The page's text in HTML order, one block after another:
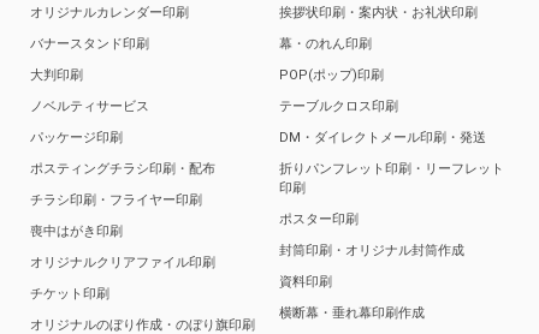
オリジナルカレンダー印刷
バナースタンド印刷
大判印刷
ノベルティサービス
パッケージ印刷
ポスティングチラシ印刷・配布
チラシ印刷・フライヤー印刷
喪中はがき印刷
オリジナルクリアファイル印刷
チケット印刷
オリジナルのぼり作成・のぼり旗印刷
挨拶状印刷・案内状・お礼状印刷
幕・のれん印刷
POP(ポップ)印刷
テーブルクロス印刷
DM・ダイレクトメール印刷・発送
折りパンフレット印刷・リーフレット
印刷
ポスター印刷
封筒印刷・オリジナル封筒作成
資料印刷
横断幕・垂れ幕印刷作成